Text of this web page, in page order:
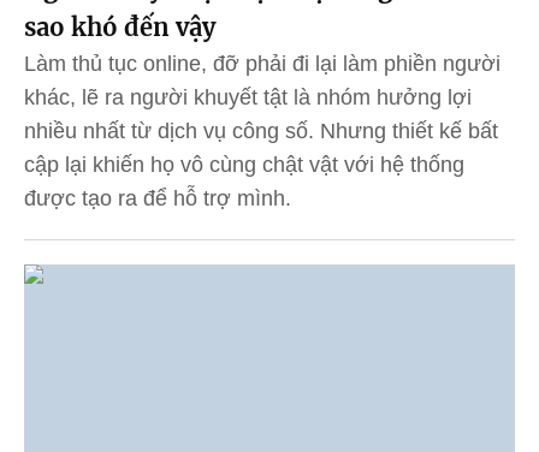
sao khó đến vậy
Làm thủ tục online, đỡ phải đi lại làm phiền người
khác, lẽ ra người khuyết tật là nhóm hưởng lợi
nhiều nhất từ dịch vụ công số. Nhưng thiết kế bất
cập lại khiến họ vô cùng chật vật với hệ thống
được tạo ra để hỗ trợ mình.